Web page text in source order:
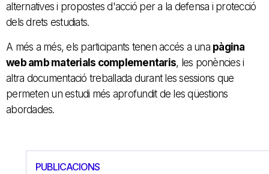
alternatives i propostes d'acció per a la defensa i protecció
dels drets estudiats.
A més a més, els participants tenen accés a una pàgina
web amb materials complementaris, les ponències i
altra documentació treballada durant les sessions que
permeten un estudi més aprofundit de les qüestions
abordades.
PUBLICACIONS